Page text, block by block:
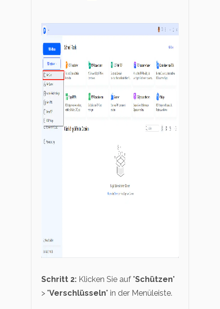
Schritt 2: Klicken Sie auf "Schützen"
> "Verschlüsseln" in der Menüleiste.